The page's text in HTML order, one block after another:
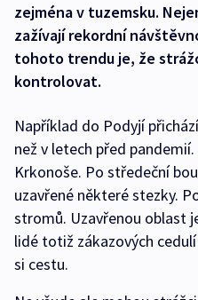
zejména v tuzemsku.
zažívají rekordní
tohoto trendu je, že
kontrolovat.
Například do Podyjí
než v letech před
Krkonoše. Po středeční
uzavřené některé stezky.
stromů. Uzavřenou oblast
lidé totiž zákazových
si cestu.